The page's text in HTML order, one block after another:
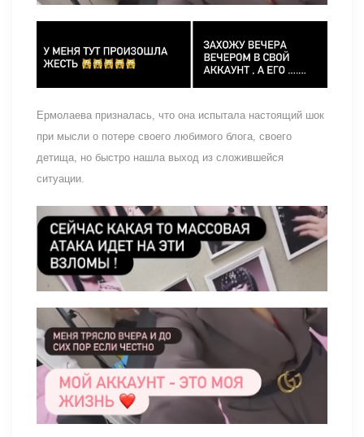
Ермолаева призналась, что она испытала настоящий шок
при мысли о потере своего любимого блога, своего
детища, но быстро нашла выход из сложившейся
ситуации.